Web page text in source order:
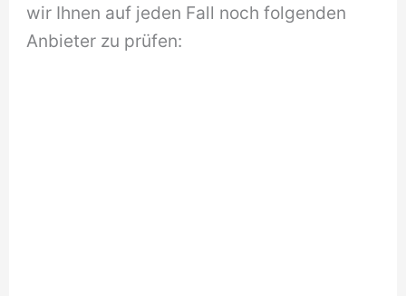
wir Ihnen auf jeden Fall noch folgenden
Anbieter zu prüfen: